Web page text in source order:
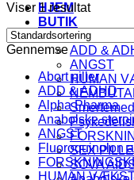
HJEM
BUTIK
KATEGORI
ADD &
ANGST
HUMAN
SEX
SOVA
Viser 1 resultat
Gennemse
Abort piller
ADD & ADHD
Alpha Pharma
Anabolske
ANGST
Fluoroquinolon
HUMAN